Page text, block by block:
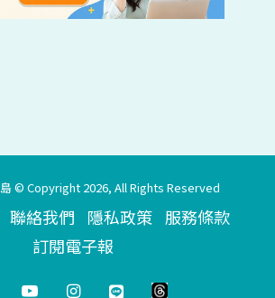
© Copyright 2026, All Rights Reserved
聯絡我們 隱私政策 服務條款
訂閱電子報